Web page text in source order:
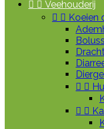
  Veehouderij
  Koeien
 
 